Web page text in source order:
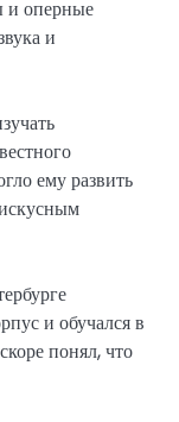
и оперные
и
ему развить
и обучался в
понял, что